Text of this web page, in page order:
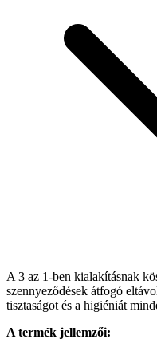
A 3 az 1-ben kialakításnak
szennyeződések átfogó
tisztaságot és a higiéniát
A termék jellemzői: